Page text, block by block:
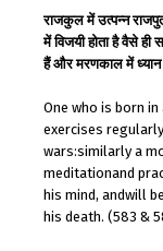
राजकुल में उत्पन्न
में विजयी होता है वैसे ही
हैं और मरणकाल में ध्यान
One who is born
exercises
wars:similarly a
meditationand
his mind, andwill
his death. (583 &